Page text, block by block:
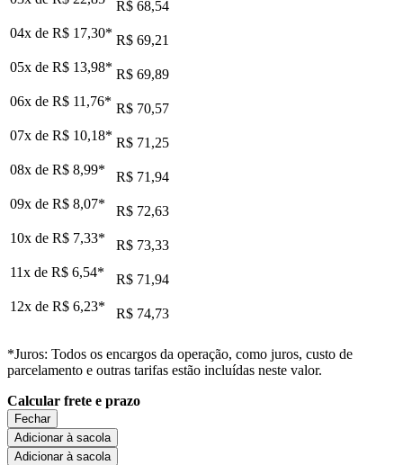
R$ 68,54
04x de R$ 17,30* R$ 69,21
05x de R$ 13,98* R$ 69,89
06x de R$ 11,76* R$ 70,57
07x de R$ 10,18* R$ 71,25
08x de R$ 8,99*
R$ 71,94
09x de R$ 8,07*
R$ 72,63
10x de R$ 7,33*
R$ 73,33
11x de R$ 6,54*
R$ 71,94
12x de R$ 6,23* R$ 74,73
*Juros: Todos os encargos da operação, como juros, custo de
parcelamento e outras tarifas estão incluídas neste valor.
Calcular frete e prazo
Fechar
Adicionar à sacola
Adicionar à sacola